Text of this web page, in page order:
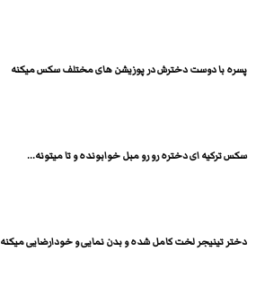
پسره با دوست دخترش در پوزیشن های مختلف سکس میکنه
سکس ترکیه ای دختره رو رو مبل خوابونده و تا میتونه...
دختر تینیجر لخت کامل شده و بدن نمایی و خودارضایی میکنه